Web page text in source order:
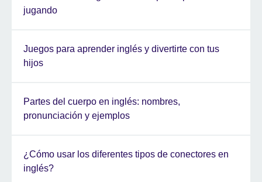
jugando
Juegos para aprender inglés y divertirte con tus
hijos
Partes del cuerpo en inglés: nombres,
pronunciación y ejemplos
¿Cómo usar los diferentes tipos de conectores en
inglés?